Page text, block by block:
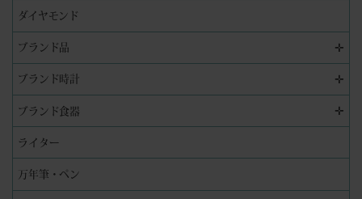
ダイヤモンド
ブランド品 ✛
ブランド時計 ✛
ブランド食器 ✛
ライター
万年筆・ペン